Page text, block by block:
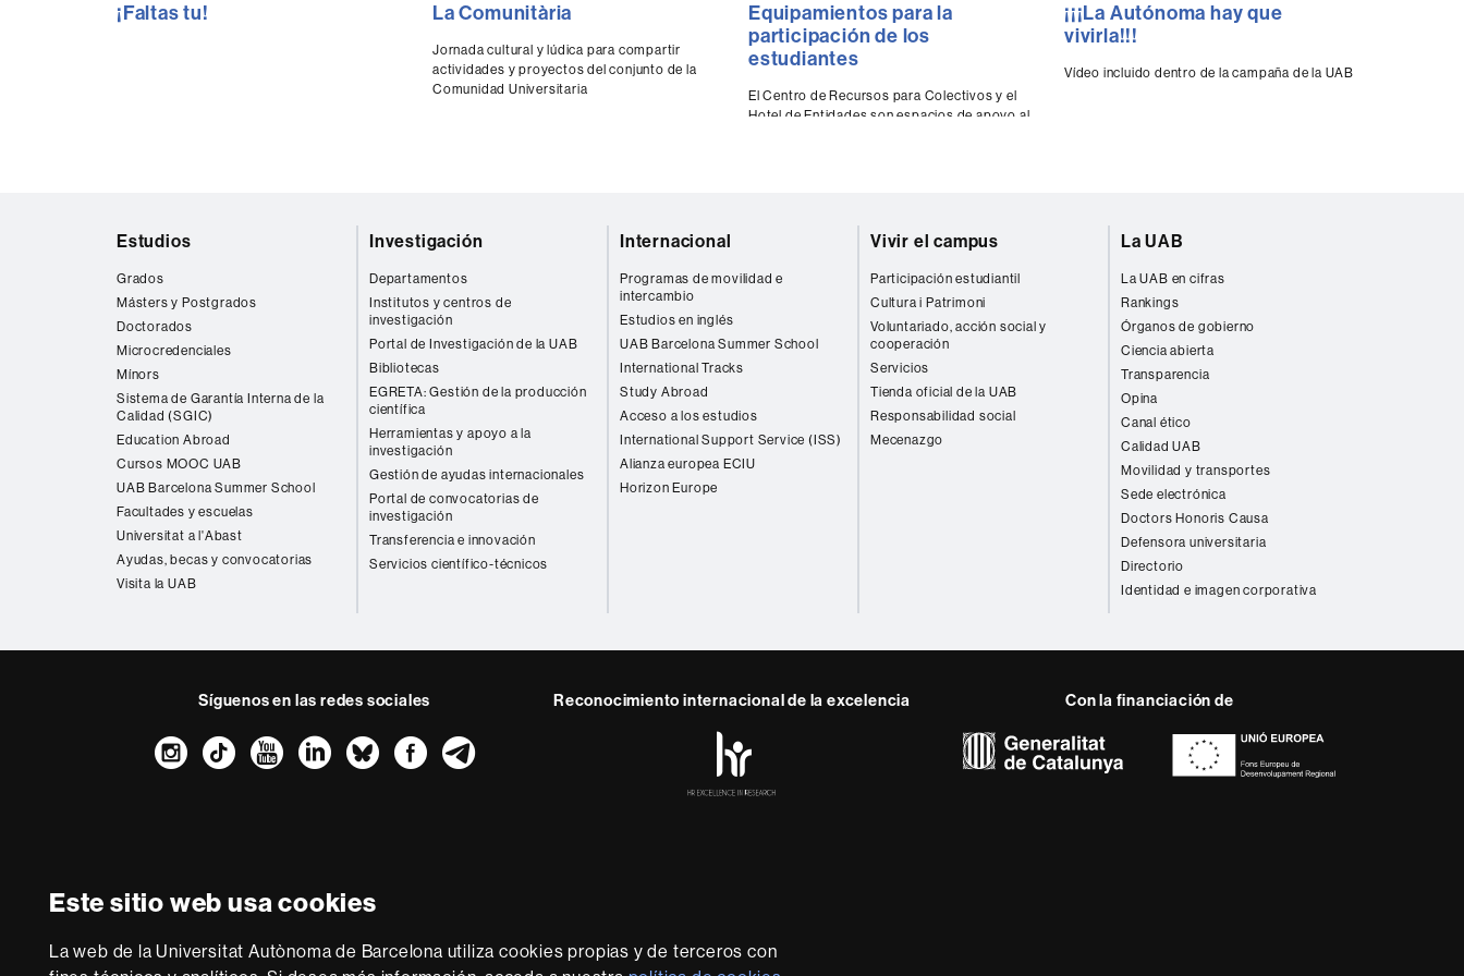
Este sitio web usa cookies
La web de la Universitat Autònoma de Barcelona utiliza cookies propias y de terceros con
seconds
¡Faltas tu!
seconds
0
secondsVolume
90%
La Comunitària
Jornada cultural y lúdica para compartir
actividades y proyectos del conjunto de la
Comunidad Universitaria
seconds
of
0
secondsVolume
Equipamientos para la
participación de los
estudiantes
El Centro de Recursos para Colectivos y el
Hotel de Entidades son espacios de apoyo al
seconds
of
secondsVolume
¡¡¡La Autónoma hay que
vivirla!!!
Vídeo incluido dentro de la campaña de la UAB
Estudios
Grados
Másters y Postgrados
Doctorados
Microcredenciales
Mínors
Sistema de Garantía Interna de la
Calidad (SGIC)
Education Abroad
Cursos MOOC UAB
UAB Barcelona Summer School
Facultades y escuelas
Universitat a l'Abast
Ayudas, becas y convocatorias
Visita la UAB
Investigación
Departamentos
Institutos y centros de
investigación
Portal de Investigación de la UAB
Bibliotecas
EGRETA: Gestión de la producción
científica
Herramientas y apoyo a la
investigación
Gestión de ayudas internacionales
Portal de convocatorias de
investigación
Transferencia e innovación
Servicios científico-técnicos
Internacional
Programas de movilidad e
intercambio
Estudios en inglés
UAB Barcelona Summer School
International Tracks
Study Abroad
Acceso a los estudios
International Support Service (ISS)
Alianza europea ECIU
Horizon Europe
Vivir el campus
Participación estudiantil
Cultura i Patrimoni
Voluntariado, acción social y
cooperación
Servicios
Tienda oficial de la UAB
Responsabilidad social
Mecenazgo
La UAB
La UAB en cifras
Rankings
Órganos de gobierno
Ciencia abierta
Transparencia
Opina
Canal ético
Calidad UAB
Movilidad y transportes
Sede electrónica
Doctors Honoris Causa
Defensora universitaria
Directorio
Identidad e imagen corporativa
Síguenos en las redes sociales
Instagram
TikTokYouTube
LinkedIn
BlueskyFacebook
Telegram
Reconocimiento internacional de la excelencia Con la financiación de
Somos una universidad líder que imparte una docencia de calidad y excelencia, diversificada,
de la Europa del conocimiento. La UAB es reconocida internacionalmente por la calidad y el carácter